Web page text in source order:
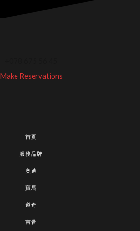
Make Reservations
首頁
服務品牌
奧迪
寶馬
道奇
吉普